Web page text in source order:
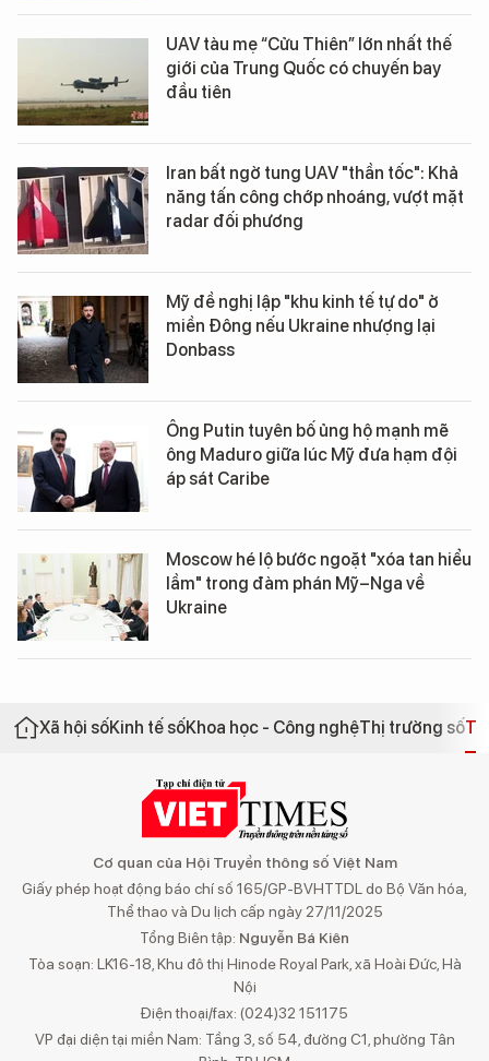
UAV tàu mẹ “Cửu Thiên” lớn nhất thế
giới của Trung Quốc có chuyến bay
đầu tiên
Iran bất ngờ tung UAV "thần tốc": Khả
năng tấn công chớp nhoáng, vượt mặt
radar đối phương
Mỹ đề nghị lập "khu kinh tế tự do" ở
miền Đông nếu Ukraine nhượng lại
Donbass
Ông Putin tuyên bố ủng hộ mạnh mẽ
ông Maduro giữa lúc Mỹ đưa hạm đội
áp sát Caribe
Moscow hé lộ bước ngoặt "xóa tan hiểu
lầm" trong đàm phán Mỹ–Nga về
Ukraine
Xã hội sốKinh tế sốKhoa học - Công nghệThị trường số
Cơ quan của Hội Truyền thông số Việt Nam
Giấy phép hoạt động báo chí số 165/GP-BVHTTDL do Bộ Văn hóa,
Thể thao và Du lịch cấp ngày 27/11/2025
Tổng Biên tập: Nguyễn Bá Kiên
Tòa soạn: LK16-18, Khu đô thị Hinode Royal Park, xã Hoài Đức, Hà
Nội
Điện thoại/fax: (024)32 151175
VP đại diện tại miền Nam: Tầng 3, số 54, đường C1, phường Tân